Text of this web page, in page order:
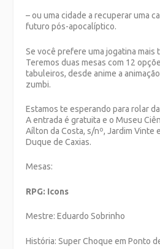
– ou uma cidade a recuperar uma
futuro pós-apocalíptico.
Se você prefere uma jogatina mais
Teremos duas mesas com 12
tabuleiros, desde anime a
zumbi.
Estamos te esperando para rolar
A entrada é gratuita e o Museu
Aílton da Costa, s/nº, Jardim Vinte
Duque de Caxias.
Mesas:
RPG: Icons
Mestre: Eduardo Sobrinho
História: Super Choque em Ponto